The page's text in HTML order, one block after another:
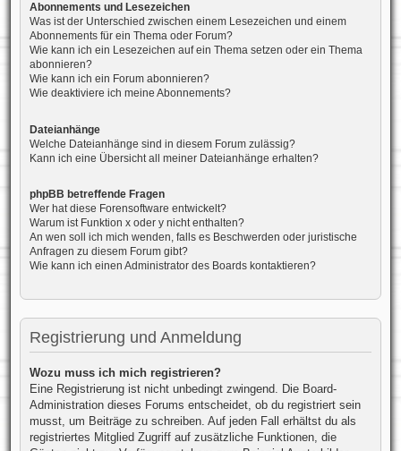
Abonnements und Lesezeichen
Was ist der Unterschied zwischen einem Lesezeichen und einem
Abonnements für ein Thema oder Forum?
Wie kann ich ein Lesezeichen auf ein Thema setzen oder ein Thema
abonnieren?
Wie kann ich ein Forum abonnieren?
Wie deaktiviere ich meine Abonnements?
Dateianhänge
Welche Dateianhänge sind in diesem Forum zulässig?
Kann ich eine Übersicht all meiner Dateianhänge erhalten?
phpBB betreffende Fragen
Wer hat diese Forensoftware entwickelt?
Warum ist Funktion x oder y nicht enthalten?
An wen soll ich mich wenden, falls es Beschwerden oder juristische
Anfragen zu diesem Forum gibt?
Wie kann ich einen Administrator des Boards kontaktieren?
Registrierung und Anmeldung
Wozu muss ich mich registrieren?
Eine Registrierung ist nicht unbedingt zwingend. Die Board-
Administration dieses Forums entscheidet, ob du registriert sein
musst, um Beiträge zu schreiben. Auf jeden Fall erhältst du als
registriertes Mitglied Zugriff auf zusätzliche Funktionen, die